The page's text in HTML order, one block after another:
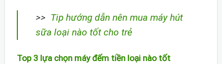
>> Tip hướng dẫn nên mua máy hút
sữa loại nào tốt cho trẻ
Top 3 lựa chọn máy đếm tiền loại nào tốt